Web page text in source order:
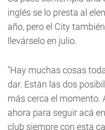
inglés se lo presta al
año, pero el City
llevárselo en julio.
"Hay muchas cosas
dar. Están las dos
más cerca el momento.
ahora para seguir acá
club siempre con esta